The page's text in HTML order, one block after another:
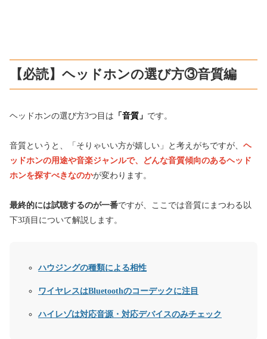
【必読】ヘッドホンの選び方③音質編
ヘッドホンの選び方3つ目は 「音質」 です。
音質というと、「そりゃいい方が嬉しい」と考えがちですが、 ヘ
ッドホンの用途や音楽ジャンルで、どんな音質傾向のあるヘッド
ホンを探すべきなのかが変わります。
最終的には試聴するのが一番ですが、ここでは音質にまつわる以
下3項目について解説します。
ハウジングの種類による相性
ワイヤレスはBluetoothのコーデックに注目
ハイレゾは対応音源・対応デバイスのみチェック